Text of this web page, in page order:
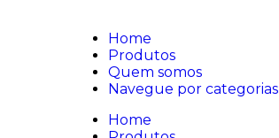
Home
Produtos
Quem somos
Navegue por categorias
Home